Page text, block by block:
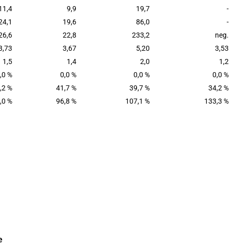
9,9 19,7
-
19,6 86,0
-
22,8 233,2
neg.
3,67 5,20
3,53
1,5 1,4 2,0
1,2
% 0,0 % 0,0 %
0,0 %
% 41,7 % 39,7 %
34,2 %
% 96,8 % 107,1 % 133,3 %